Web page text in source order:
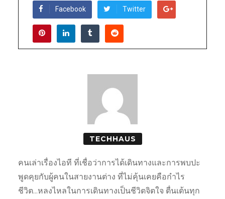
Facebook Twitter
TECHHAUS
คนเล่าเรื่องไอที ที่เชื่อว่าการได้เดินทางและการพบปะ
พูดคุยกับผู้คนในสายงานต่าง ที่ไม่คุ้นเคยคือกำไร
ชีวิต...หลงไหลในการเดินทางเป็นชีวิตจิตใจ ตื่นเต้นทุก